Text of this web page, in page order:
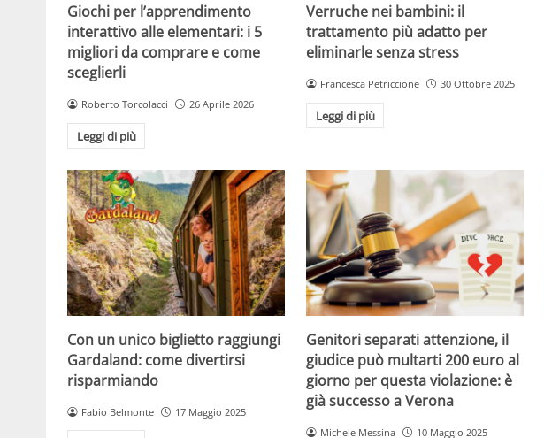
Giochi per l’apprendimento
interattivo alle elementari: i 5
migliori da comprare e come
sceglierli
Roberto Torcolacci 26 Aprile 2026
Leggi di più
Verruche nei bambini: il
trattamento più adatto per
eliminarle senza stress
Francesca Petriccione 30 Ottobre 2025
Leggi di più
Con un unico biglietto raggiungi
Gardaland: come divertirsi
risparmiando
Fabio Belmonte 17 Maggio 2025
Genitori separati attenzione, il
giudice può multarti 200 euro al
giorno per questa violazione: è
già successo a Verona
Michele Messina 10 Maggio 2025